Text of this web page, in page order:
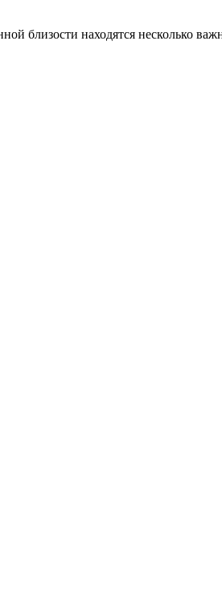
близости находятся несколько